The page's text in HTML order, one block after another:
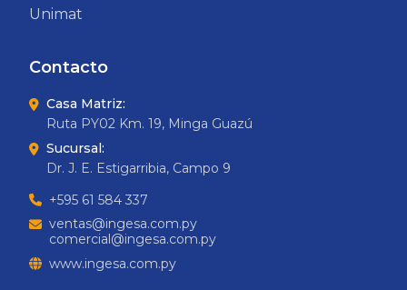
Unimat
Contacto
Casa Matriz:
Ruta PY02 Km. 19, Minga Guazú
Sucursal:
Dr. J. E. Estigarribia, Campo 9
+595 61 584 337
ventas@ingesa.com.py
comercial@ingesa.com.py
www.ingesa.com.py